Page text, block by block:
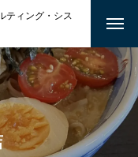
ティング・シス